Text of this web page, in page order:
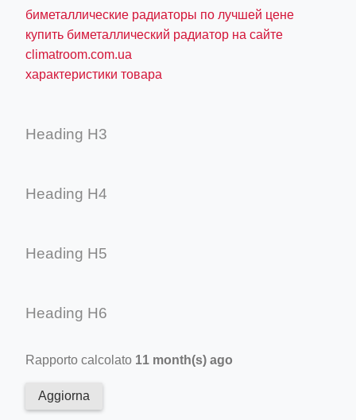
биметаллические радиаторы по лучшей цене
купить биметаллический радиатор на сайте
climatroom.com.ua
характеристики товара
Heading H3
Heading H4
Heading H5
Heading H6
Rapporto calcolato 11 month(s) ago
Aggiorna